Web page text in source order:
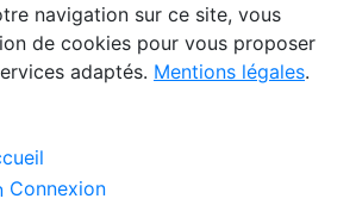
navigation sur ce site, vous
de cookies pour vous proposer
adaptés. Mentions légales.
Connexion